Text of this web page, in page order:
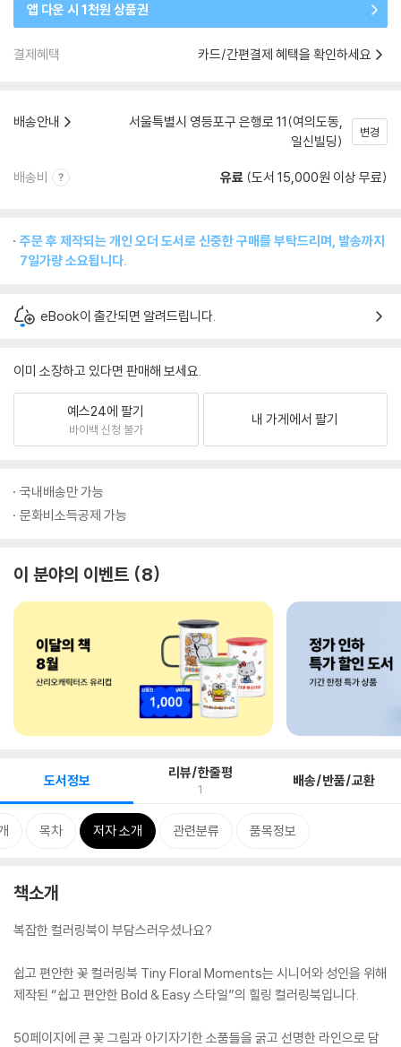
앱 다운 시 1천원 상품권
결제혜택 카드/간편결제 혜택을 확인하세요
배송안내
서울특별시 영등포구 은행로 11(여의도동,
일신빌딩)
변경
배송비 유료 (도서 15,000원 이상 무료)
주문 후 제작되는 개인 오더 도서로 신중한 구매를 부탁드리며, 발송까지
7일가량 소요됩니다.
eBook이 출간되면 알려드립니다.
이미 소장하고 있다면 판매해 보세요.
예스24에 팔기
바이백 신청 불가
내 가게에서 팔기
국내배송만 가능
문화비소득공제 가능
이 분야의 이벤트 8
도서정보 리뷰/한줄평
1 배송/반품/교환
목차 저자 소개 관련분류 품목정보
책소개
복잡한 컬러링북이 부담스러우셨나요?
쉽고 편안한 꽃 컬러링북 Tiny Floral Moments는 시니어와 성인을 위해
제작된 “쉽고 편안한 Bold & Easy 스타일”의 힐링 컬러링북입니다.
50페이지에 큰 꽃 그림과 아기자기한 소품들을 굵고 선명한 라인으로 담